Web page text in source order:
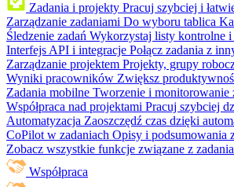
Zadania i projekty Pracuj szybciej i
Zarządzanie zadaniami Do wyboru tablica
Śledzenie zadań Wykorzystaj listy kontrolne i
Interfejs API i integracje Połącz zadania z
Zarządzanie projektem Projekty, grupy
Wyniki pracowników Zwiększ
Zadania mobilne Tworzenie i monitorowanie
Współpraca nad projektami Pracuj szybciej
Automatyzacja Zaoszczędź czas dzięki
CoPilot w zadaniach Opisy i podsumowania
Zobacz wszystkie funkcje związane z
Współpraca